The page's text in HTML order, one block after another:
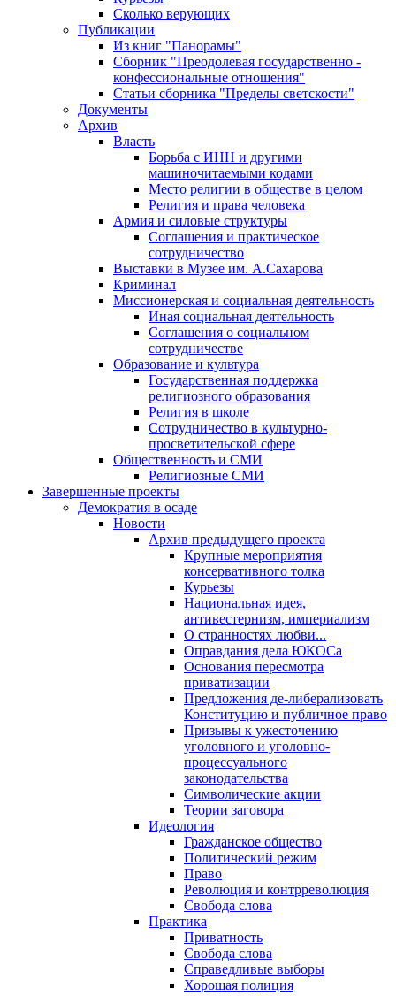
Сколько верующих
Публикации
Из книг "Панорамы"
Сборник "Преодолевая государственно -
конфессиональные отношения"
Статьи сборника "Пределы светскости"
Документы
Архив
Власть
Борьба с ИНН и другими
машиночитаемыми кодами
Место религии в обществе в целом
Религия и права человека
Армия и силовые структуры
Соглашения и практическое
сотрудничество
Выставки в Музее им. А.Сахарова
Криминал
Миссионерская и социальная деятельность
Иная социальная деятельность
Соглашения о социальном
сотрудничестве
Образование и культура
Государственная поддержка
религиозного образования
Религия в школе
Сотрудничество в культурно-
просветительской сфере
Общественность и СМИ
Религиозные СМИ
Завершенные проекты
Демократия в осаде
Новости
Архив предыдущего проекта
Крупные мероприятия
консервативного толка
Курьезы
Национальная идея,
антивестернизм, империализм
О странностях любви...
Оправдания дела ЮКОСа
Основания пересмотра
приватизации
Предложения де-либерализовать
Конституцию и публичное право
Призывы к ужесточению
уголовного и уголовно-
процессуального
законодательства
Символические акции
Теории заговора
Идеология
Гражданское общество
Политический режим
Право
Революция и контрреволюция
Свобода слова
Практика
Приватность
Свобода слова
Справедливые выборы
Хорошая полиция